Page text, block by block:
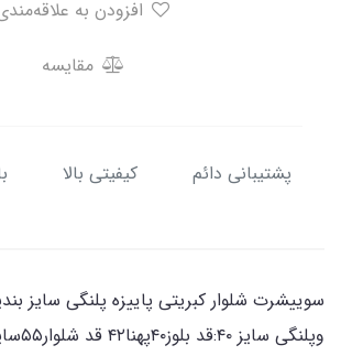
مقایسه
پشتیبانی دائم کیفیتی بالا
سوییشرت شلوار کبریتی پاییزه پلنگی سایز